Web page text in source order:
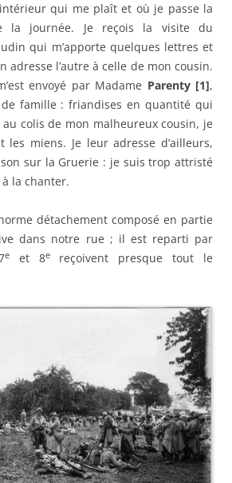
qui me plaît et où je passe la
la journée. Je reçois la visite du
qui m’apporte quelques lettres et
adresse l’autre à celle de mon cousin.
envoyé par Madame Parenty [1],
famille : friandises en quantité qui
colis de mon malheureux cousin, je
les miens. Je leur adresse d’ailleurs,
sur la Gruerie : je suis trop attristé
la chanter.
détachement composé en partie
dans notre rue ; il est reparti par
eet 8ereçoivent presque tout le